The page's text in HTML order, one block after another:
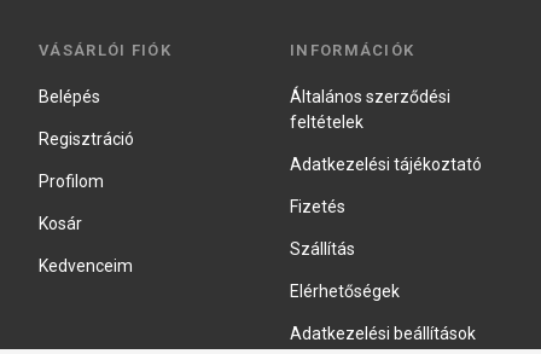
VÁSÁRLÓI FIÓK
Belépés
Regisztráció
Profilom
Kosár
Kedvenceim
INFORMÁCIÓK
Általános szerződési
feltételek
Adatkezelési tájékoztató
Fizetés
Szállítás
Elérhetőségek
Adatkezelési beállítások